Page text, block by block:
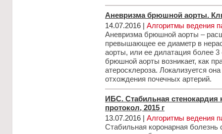
Аневризма брюшной аорты.
14.07.2016 | Алгоритмы ведения
Аневризма брюшной аорты –
превышающее ее диаметр в
аорты, или ее дилатация более
брюшной аорты возникает, как
атеросклероза. Локализуется
отхождения почечных артерий.
ИБС. Стабильная стенокардия
протокол, 2015 г
13.07.2016 | Алгоритмы ведения
Стабильная коронарная болезнь